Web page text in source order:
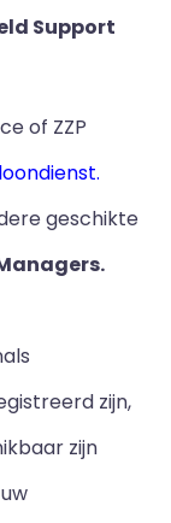
Support
of ZZP
geschikte
zijn,
zijn